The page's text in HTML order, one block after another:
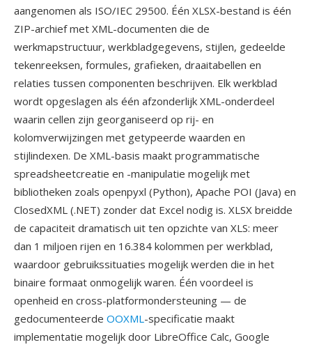
aangenomen als ISO/IEC 29500. Één XLSX-bestand is één
ZIP-archief met XML-documenten die de
werkmapstructuur, werkbladgegevens, stijlen, gedeelde
tekenreeksen, formules, grafieken, draaitabellen en
relaties tussen componenten beschrijven. Elk werkblad
wordt opgeslagen als één afzonderlijk XML-onderdeel
waarin cellen zijn georganiseerd op rij- en
kolomverwijzingen met getypeerde waarden en
stijlindexen. De XML-basis maakt programmatische
spreadsheetcreatie en -manipulatie mogelijk met
bibliotheken zoals openpyxl (Python), Apache POI (Java) en
ClosedXML (.NET) zonder dat Excel nodig is. XLSX breidde
de capaciteit dramatisch uit ten opzichte van XLS: meer
dan 1 miljoen rijen en 16.384 kolommen per werkblad,
waardoor gebruikssituaties mogelijk werden die in het
binaire formaat onmogelijk waren. Één voordeel is
openheid en cross-platformondersteuning — de
gedocumenteerde OOXML-specificatie maakt
implementatie mogelijk door LibreOffice Calc, Google